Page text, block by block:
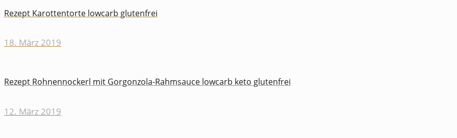
Rezept Karottentorte lowcarb glutenfrei
18. März 2019
Rezept Rohnennockerl mit Gorgonzola-Rahmsauce lowcarb keto glutenfrei
12. März 2019